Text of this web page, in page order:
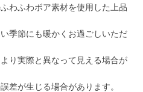
わふわボア素材を使用した上品
季節にも暖かくお過ごしいただ
り実際と異なって見える場合が
差が生じる場合があります。